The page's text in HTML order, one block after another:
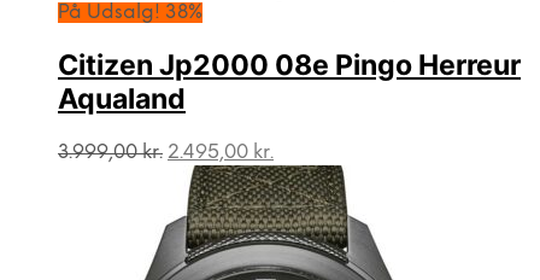
På Udsalg! 38%
Citizen Jp2000 08e Pingo Herreur
Aqualand
3.999,00kr. Den
oprindelige
pris
var:
3.999,00 kr..
2.495,00 kr.
aktuelle
pris
er:
2.495,00 kr..